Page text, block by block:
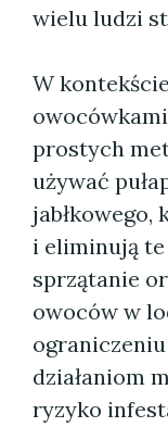
wielu ludzi
W
prostych
używać
i eliminują te
sprzątanie
owoców w
działaniom
ryzyko